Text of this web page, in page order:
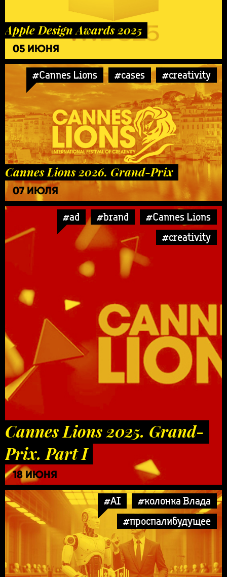
Apple Design Awards 2025
05 ИЮНЯ
#Cannes Lions #cases #creativity
Cannes Lions 2026. Grand-Prix
07 ИЮЛЯ
#ad #brand
#Cannes Lions
#creativity
Cannes Lions 2025. Grand-
Prix. Part I
18 ИЮНЯ
#AI
#колонка Влада
#проспалибудущее